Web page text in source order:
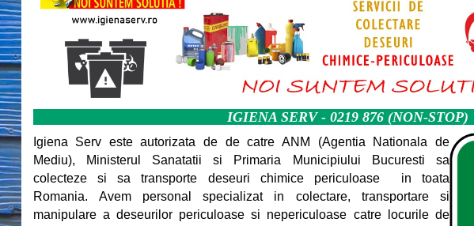
IGIENA SERV - 0219 876 (NON-STOP)
Igiena Serv este autorizata de de catre ANM (Agentia Nationala de
Mediu), Ministerul Sanatatii si Primaria Municipiului Bucuresti sa
colecteze si sa transporte deseuri chimice periculoase in toata
Romania. Avem personal specializat in colectare, transportare si
manipulare a deseurilor periculoase si nepericuloase catre locurile de